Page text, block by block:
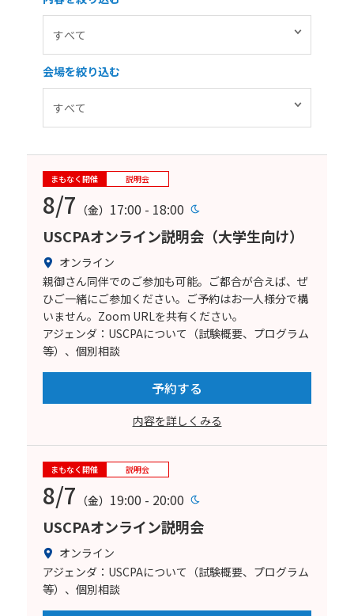
会場を絞り込む
まもなく開催 説明会
8/7 （金） 17:00 - 18:00
USCPAオンライン説明会（大学生向け）
オンライン
親御さん同伴でのご参加も可能。ご都合が合えば、ぜ
ひご一緒にご参加ください。ご予約はお一人様分で構
いません。Zoom URLを共有ください。
アジェンダ：USCPAについて（試験概要、プログラム
等）、個別相談
予約する
内容を詳しくみる
まもなく開催 説明会
8/7 （金） 19:00 - 20:00
USCPAオンライン説明会
オンライン
アジェンダ：USCPAについて（試験概要、プログラム
等）、個別相談